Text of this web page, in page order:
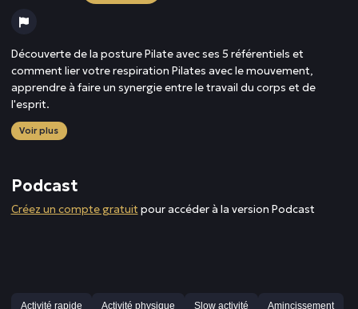
Découverte de la posture Pilate avec ses 5 référentiels et
comment lier votre respiration Pilates avec le mouvement,
apprendre à faire un synergie entre le travail du corps et de
l'esprit.
Voir plus
Podcast
Créez un compte gratuit pour accéder à la version Podcast
Activité rapide Activité physique Slow activité Amincissement